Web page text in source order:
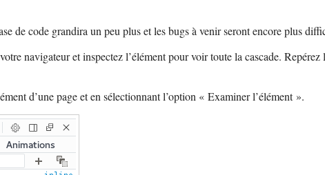
de code grandira un peu plus et les bugs à venir seront encore plus
navigateur et inspectez l’élément pour voir toute la cascade.
d’une page et en sélectionnant l’option « Examiner l’élément ».